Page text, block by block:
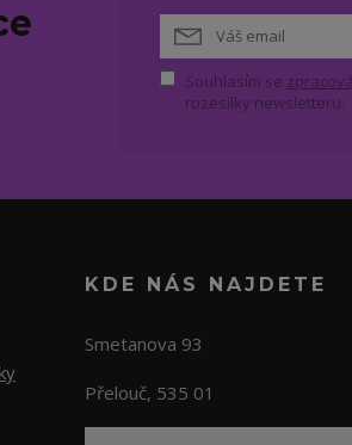
Souhlasím se
rozesílky newsletteru.
KDE NÁS NAJDETE
Smetanova 93
Přelouč, 535 01